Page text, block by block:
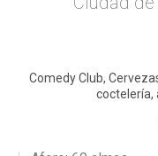
Comedy Club,
coctelería,